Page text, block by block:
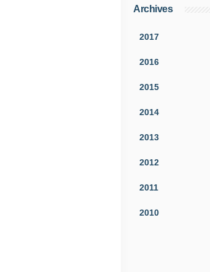
Archives
2017
2016
2015
2014
2013
2012
2011
2010